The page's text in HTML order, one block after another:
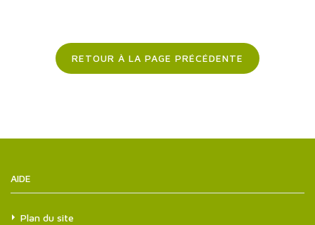
RETOUR À LA PAGE PRÉCÉDENTE
AIDE
Plan du site